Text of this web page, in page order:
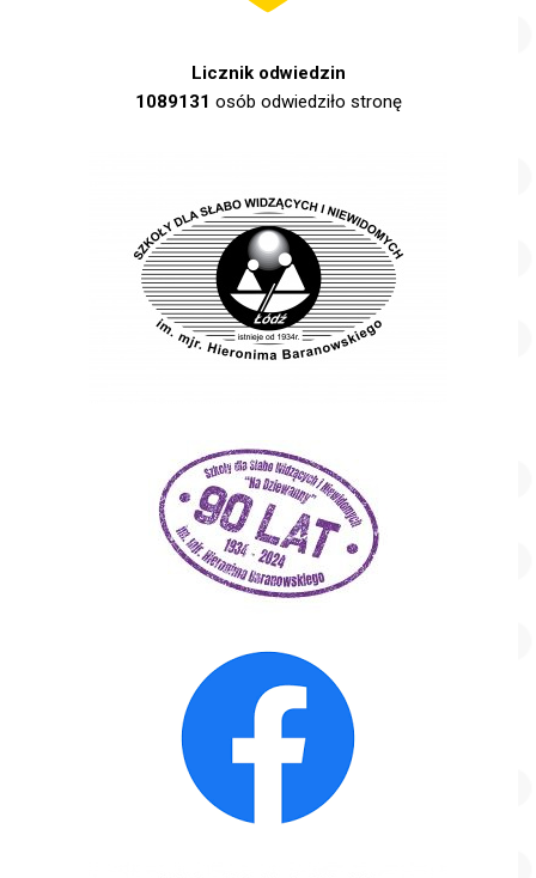
Licznik odwiedzin
1089131 osób odwiedziło stronę